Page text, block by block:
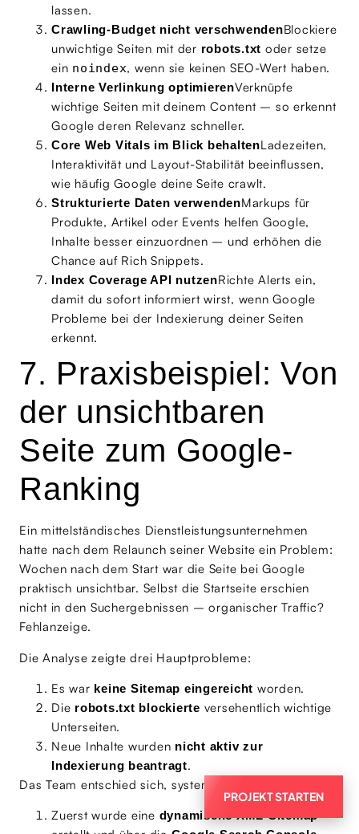
lassen.
Crawling-Budget nicht verschwendenBlockiere
unwichtige Seiten mit der robots.txt oder setze
ein noindex, wenn sie keinen SEO-Wert haben.
Interne Verlinkung optimierenVerknüpfe
wichtige Seiten mit deinem Content – so erkennt
Google deren Relevanz schneller.
Core Web Vitals im Blick behaltenLadezeiten,
Interaktivität und Layout-Stabilität beeinflussen,
wie häufig Google deine Seite crawlt.
Strukturierte Daten verwendenMarkups für
Produkte, Artikel oder Events helfen Google,
Inhalte besser einzuordnen – und erhöhen die
Chance auf Rich Snippets.
Index Coverage API nutzenRichte Alerts ein,
damit du sofort informiert wirst, wenn Google
Probleme bei der Indexierung deiner Seiten
erkennt.
7. Praxisbeispiel: Von
der unsichtbaren
Seite zum Google-
Ranking
Ein mittelständisches Dienstleistungsunternehmen
hatte nach dem Relaunch seiner Website ein Problem:
Wochen nach dem Start war die Seite bei Google
praktisch unsichtbar. Selbst die Startseite erschien
nicht in den Suchergebnissen – organischer Traffic?
Fehlanzeige.
Die Analyse zeigte drei Hauptprobleme:
Es war keine Sitemap eingereicht worden.
Die robots.txt blockierte versehentlich wichtige
Unterseiten.
Neue Inhalte wurden nicht aktiv zur
Indexierung beantragt.
Das Team entschied sich, systematisch vorzugehen:
Zuerst wurde eine dynamische XML-Sitemap
PROJEKT STARTEN